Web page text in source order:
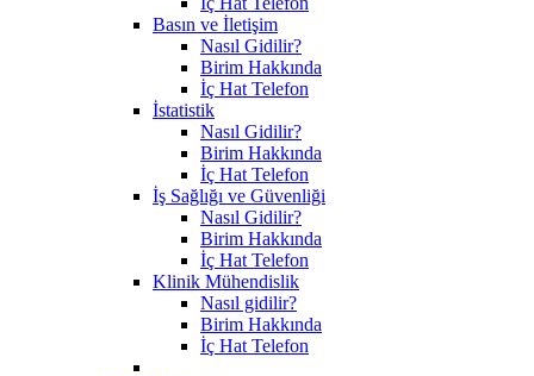
Basın ve İletişim
Nasıl Gidilir?
Birim Hakkında
İç Hat Telefon
İstatistik
Nasıl Gidilir?
Birim Hakkında
İç Hat Telefon
İş Sağlığı ve Güvenliği
Nasıl Gidilir?
Birim Hakkında
İç Hat Telefon
Klinik Mühendislik
Nasıl gidilir?
Birim Hakkında
İç Hat Telefon